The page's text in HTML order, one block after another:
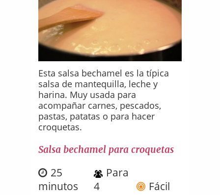
Esta salsa bechamel es la típica
salsa de mantequilla, leche y
harina. Muy usada para
acompañar carnes, pescados,
pastas, patatas o para hacer
croquetas.
Salsa bechamel para croquetas
25
minutos
Para
4
Fácil